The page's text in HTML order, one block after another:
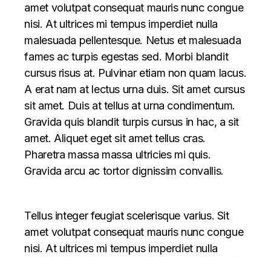
amet volutpat consequat mauris nunc congue
nisi. At ultrices mi tempus imperdiet nulla
malesuada pellentesque. Netus et malesuada
fames ac turpis egestas sed. Morbi blandit
cursus risus at. Pulvinar etiam non quam lacus.
A erat nam at lectus urna duis. Sit amet cursus
sit amet. Duis at tellus at urna condimentum.
Gravida quis blandit turpis cursus in hac, a sit
amet. Aliquet eget sit amet tellus cras.
Pharetra massa massa ultricies mi quis.
Gravida arcu ac tortor dignissim convallis.
Tellus integer feugiat scelerisque varius. Sit
amet volutpat consequat mauris nunc congue
nisi. At ultrices mi tempus imperdiet nulla